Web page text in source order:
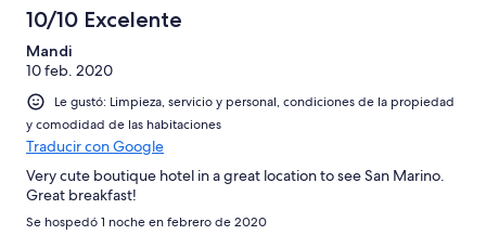
10/10 Excelente
Mandi
10 feb. 2020
Le gustó: Limpieza, servicio y personal, condiciones de la propiedad
y comodidad de las habitaciones
Traducir con Google
Very cute boutique hotel in a great location to see San Marino.
Great breakfast!
Se hospedó 1 noche en febrero de 2020